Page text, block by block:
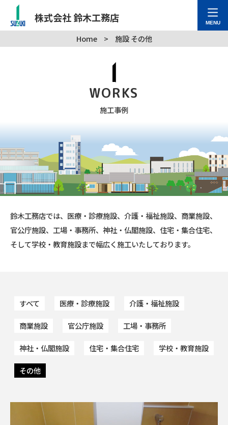
株式会社 鈴木工務店 MENU
Home > 施設 その他
WORKS
施工事例
鈴木工務店では、医療・診療施設、介護・福祉施設、商業施設、
官公庁施設、 工場・事務所、神社・仏閣施設、住宅・集合住宅、
そして学校・教育施設まで幅広く施工いたしております。
すべて 医療・診療施設 介護・福祉施設
商業施設 官公庁施設 工場・事務所
神社・仏閣施設 住宅・集合住宅 学校・教育施設
その他